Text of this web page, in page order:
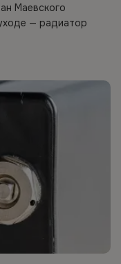
Маевского
— радиатор